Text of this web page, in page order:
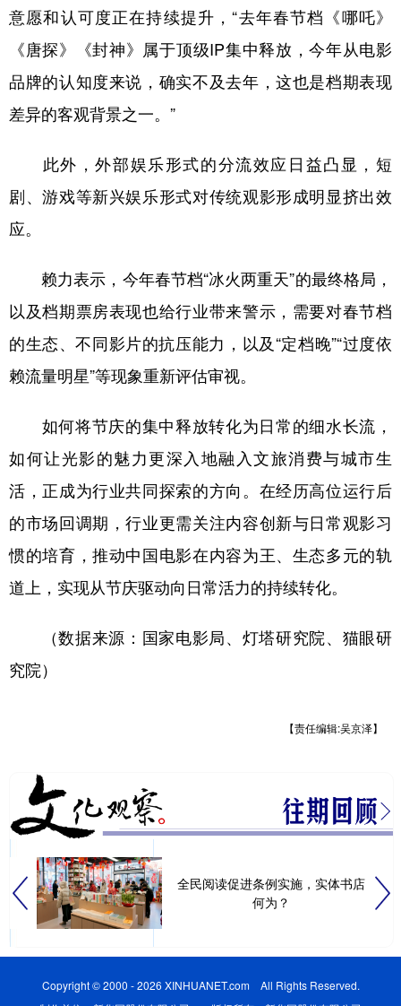
意愿和认可度正在持续提升，“去年春节档《哪吒》
《唐探》《封神》属于顶级IP集中释放，今年从电影
品牌的认知度来说，确实不及去年，这也是档期表现
差异的客观背景之一。”
此外，外部娱乐形式的分流效应日益凸显，短
剧、游戏等新兴娱乐形式对传统观影形成明显挤出效
应。
赖力表示，今年春节档“冰火两重天”的最终格局，
以及档期票房表现也给行业带来警示，需要对春节档
的生态、不同影片的抗压能力，以及“定档晚”“过度依
赖流量明星”等现象重新评估审视。
如何将节庆的集中释放转化为日常的细水长流，
如何让光影的魅力更深入地融入文旅消费与城市生
活，正成为行业共同探索的方向。在经历高位运行后
的市场回调期，行业更需关注内容创新与日常观影习
惯的培育，推动中国电影在内容为王、生态多元的轨
道上，实现从节庆驱动向日常活力的持续转化。
（数据来源：国家电影局、灯塔研究院、猫眼研
究院）
【责任编辑:吴京泽】
全民阅读促进条例实施，实体书店
何为？
Copyright © 2000 - 2026 XINHUANET.com All Rights Reserved.